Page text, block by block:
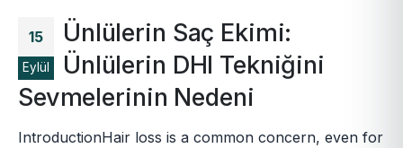
15
Eylül
Ünlülerin Saç Ekimi:
Ünlülerin DHI Tekniğini
Sevmelerinin Nedeni
IntroductionHair loss is a common concern, even for